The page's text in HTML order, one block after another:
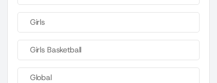
Girls
Girls Basketball
Global